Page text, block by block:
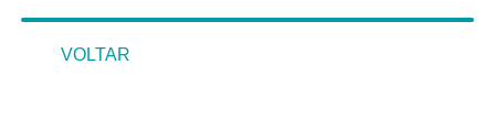
VOLTAR